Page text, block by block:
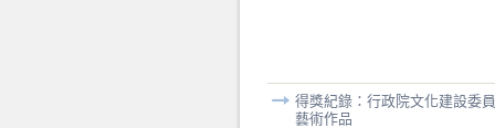
得獎紀錄：行政院文化建設委
藝術作品